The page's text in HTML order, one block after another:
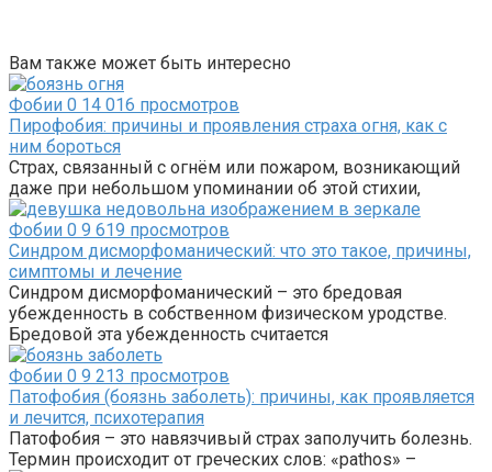
Вам также может быть интересно
Фобии 0 14 016 просмотров
Пирофобия: причины и проявления страха огня, как с
ним бороться
Страх, связанный с огнём или пожаром, возникающий
даже при небольшом упоминании об этой стихии,
Фобии 0 9 619 просмотров
Синдром дисморфоманический: что это такое, причины,
симптомы и лечение
Синдром дисморфоманический – это бредовая
убежденность в собственном физическом уродстве.
Бредовой эта убежденность считается
Фобии 0 9 213 просмотров
Патофобия (боязнь заболеть): причины, как проявляется
и лечится, психотерапия
Патофобия – это навязчивый страх заполучить болезнь.
Термин происходит от греческих слов: «pathos» –